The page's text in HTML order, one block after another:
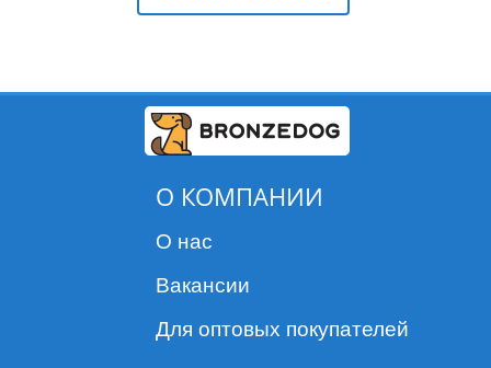
О КОМПАНИИ
О нас
Вакансии
Для оптовых покупателей